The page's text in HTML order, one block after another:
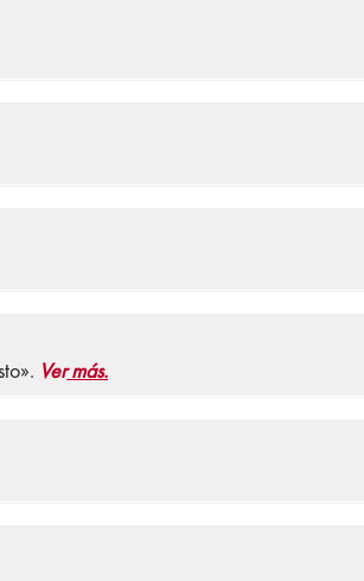
Vermás.